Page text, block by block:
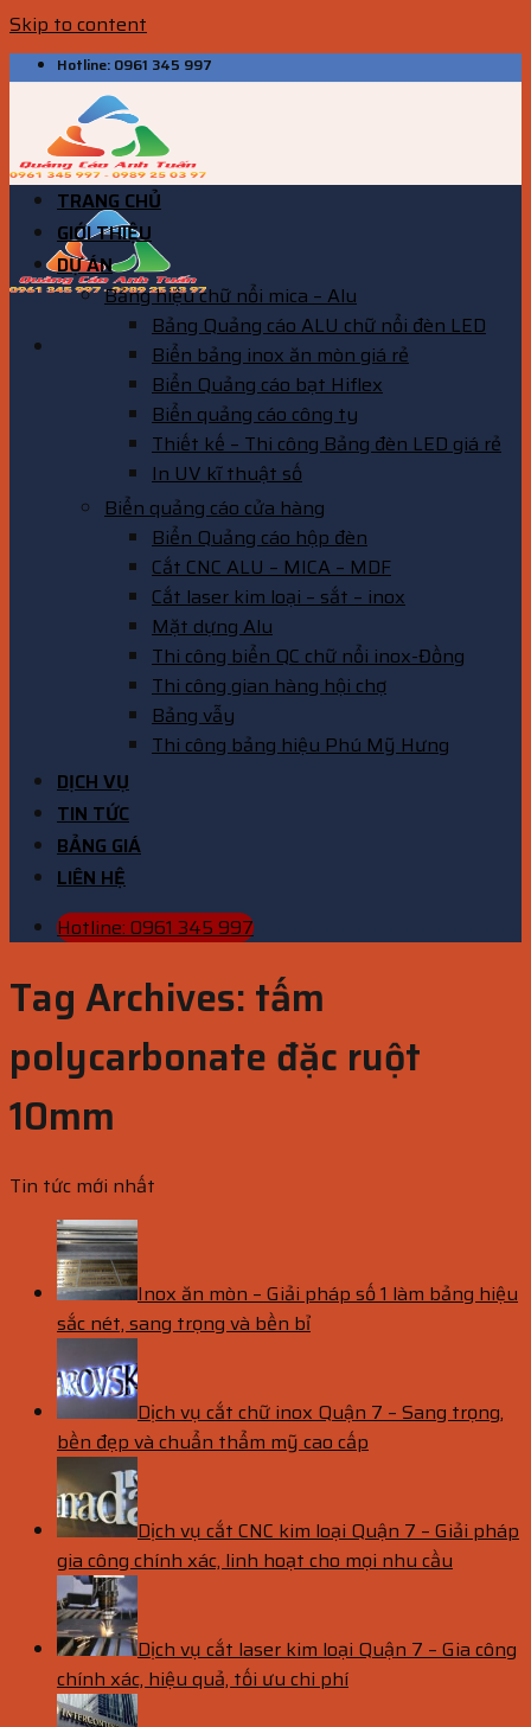
Skip to content
Hotline: 0961 345 997
TRANG CHỦ
GIỚI THIỆU
DỰ ÁN
Bảng hiệu chữ nổi mica – Alu
Bảng Quảng cáo ALU chữ nổi đèn LED
Biển bảng inox ăn mòn giá rẻ
Biển Quảng cáo bạt Hiflex
Biển quảng cáo công ty
Thiết kế – Thi công Bảng đèn LED giá rẻ
In UV kĩ thuật số
Biển quảng cáo cửa hàng
Biển Quảng cáo hộp đèn
Cắt CNC ALU – MICA – MDF
Cắt laser kim loại – sắt – inox
Mặt dựng Alu
Thi công biển QC chữ nổi inox-Đồng
Thi công gian hàng hội chợ
Bảng vẫy
Thi công bảng hiệu Phú Mỹ Hưng
DỊCH VỤ
TIN TỨC
BẢNG GIÁ
LIÊN HỆ
Hotline: 0961 345 997
Tag Archives: tấm
polycarbonate đặc ruột
10mm
Tin tức mới nhất
Inox ăn mòn – Giải pháp số 1 làm bảng hiệu
sắc nét, sang trọng và bền bỉ
Dịch vụ cắt chữ inox Quận 7 – Sang trọng,
bền đẹp và chuẩn thẩm mỹ cao cấp
Dịch vụ cắt CNC kim loại Quận 7 – Giải pháp
gia công chính xác, linh hoạt cho mọi nhu cầu
Dịch vụ cắt laser kim loại Quận 7 – Gia công
chính xác, hiệu quả, tối ưu chi phí